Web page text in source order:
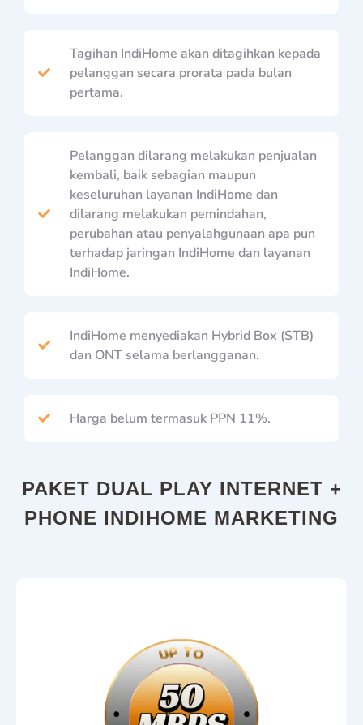
Tagihan IndiHome akan ditagihkan kepada
pelanggan secara prorata pada bulan
pertama.
Pelanggan dilarang melakukan penjualan
kembali, baik sebagian maupun
keseluruhan layanan IndiHome dan
dilarang melakukan pemindahan,
perubahan atau penyalahgunaan apa pun
terhadap jaringan IndiHome dan layanan
IndiHome.
IndiHome menyediakan Hybrid Box (STB)
dan ONT selama berlangganan.
Harga belum termasuk PPN 11%.
PAKET DUAL PLAY INTERNET +
PHONE INDIHOME MARKETING